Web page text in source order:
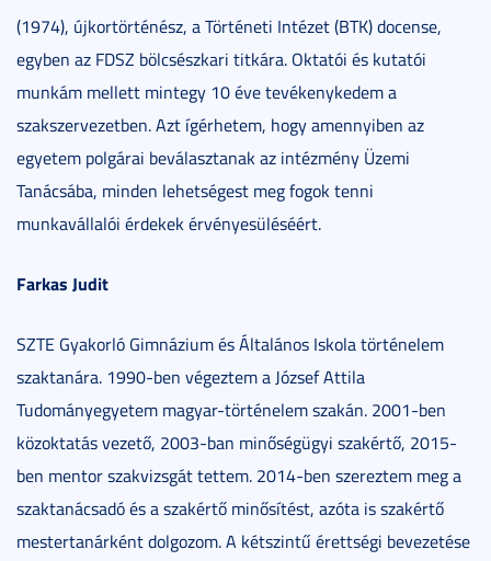
(1974), újkortörténész, a Történeti Intézet (BTK) docense,
egyben az FDSZ bölcsészkari titkára. Oktatói és kutatói
munkám mellett mintegy 10 éve tevékenykedem a
szakszervezetben. Azt ígérhetem, hogy amennyiben az
egyetem polgárai beválasztanak az intézmény Üzemi
Tanácsába, minden lehetségest meg fogok tenni
munkavállalói érdekek érvényesüléséért.
Farkas Judit
SZTE Gyakorló Gimnázium és Általános Iskola történelem
szaktanára. 1990-ben végeztem a József Attila
Tudományegyetem magyar-történelem szakán. 2001-ben
közoktatás vezető, 2003-ban minőségügyi szakértő, 2015-
ben mentor szakvizsgát tettem. 2014-ben szereztem meg a
szaktanácsadó és a szakértő minősítést, azóta is szakértő
mestertanárként dolgozom. A kétszintű érettségi bevezetése